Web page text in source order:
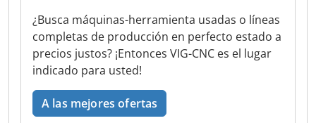
¿Busca máquinas-herramienta usadas o líneas
completas de producción en perfecto estado a
precios justos? ¡Entonces VIG-CNC es el lugar
indicado para usted!
A las mejores ofertas